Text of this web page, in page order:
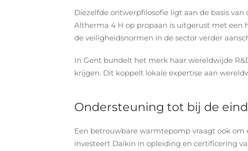
Diezelfde ontwerpfilosofie ligt aan de basis
Altherma 4 H op propaan is uitgerust met een
de veiligheidsnormen in de sector verder
In Gent bundelt het merk haar wereldwijde
krijgen. Dit koppelt lokale expertise aan
Ondersteuning tot bij de
Een betrouwbare warmtepomp vraagt ook om
investeert Daikin in opleiding en certificering